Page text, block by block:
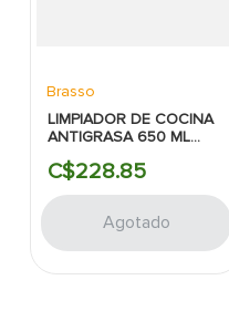
Brasso
LIMPIADOR DE COCINA
ANTIGRASA 650 ML
C$228.85
Agotado